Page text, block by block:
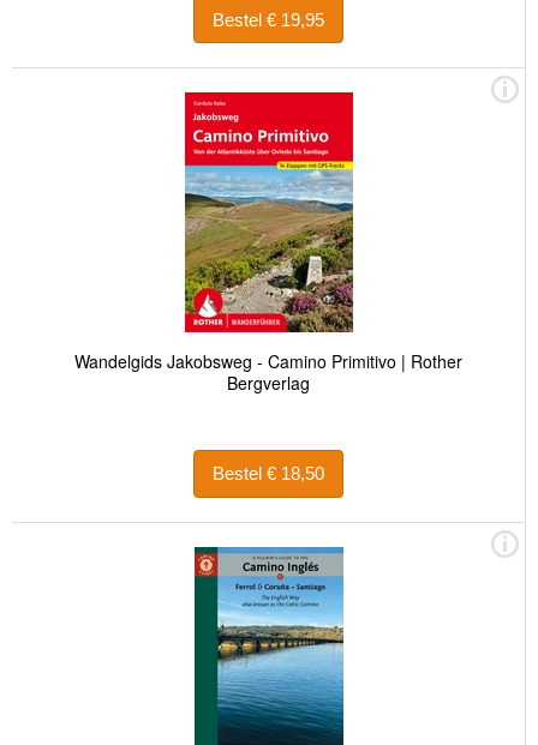
Bestel € 19,95
Wandelgids Jakobsweg - Camino Primitivo | Rother
Bergverlag
Bestel € 18,50